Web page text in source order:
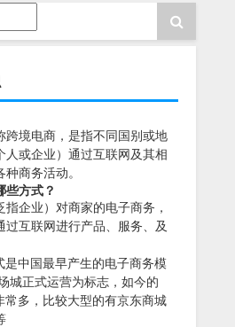
跨境电商，是指不同国别或地
人或企业）通过互联网及其相
商务活动。
些方式？
指企业）对商家的电子商务，
过互联网进行产品、服务、及
是中国最早产生的电子商务模
城正式运营为标志，如今的
常多，比较大型的有京东商城